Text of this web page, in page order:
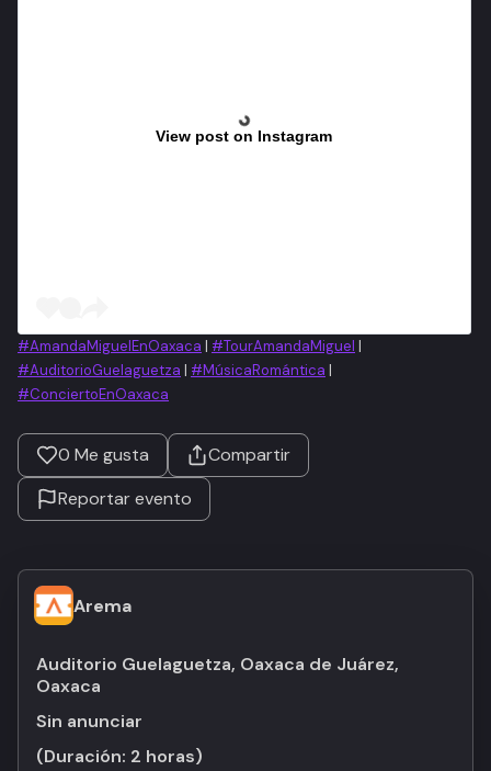
View post on Instagram
#AmandaMiguelEnOaxaca | #TourAmandaMiguel |
#AuditorioGuelaguetza | #MúsicaRomántica |
#ConciertoEnOaxaca
0 Me gusta
Compartir
Reportar evento
Arema
Auditorio Guelaguetza, Oaxaca de Juárez,
Oaxaca
Sin anunciar
(Duración: 2 horas)